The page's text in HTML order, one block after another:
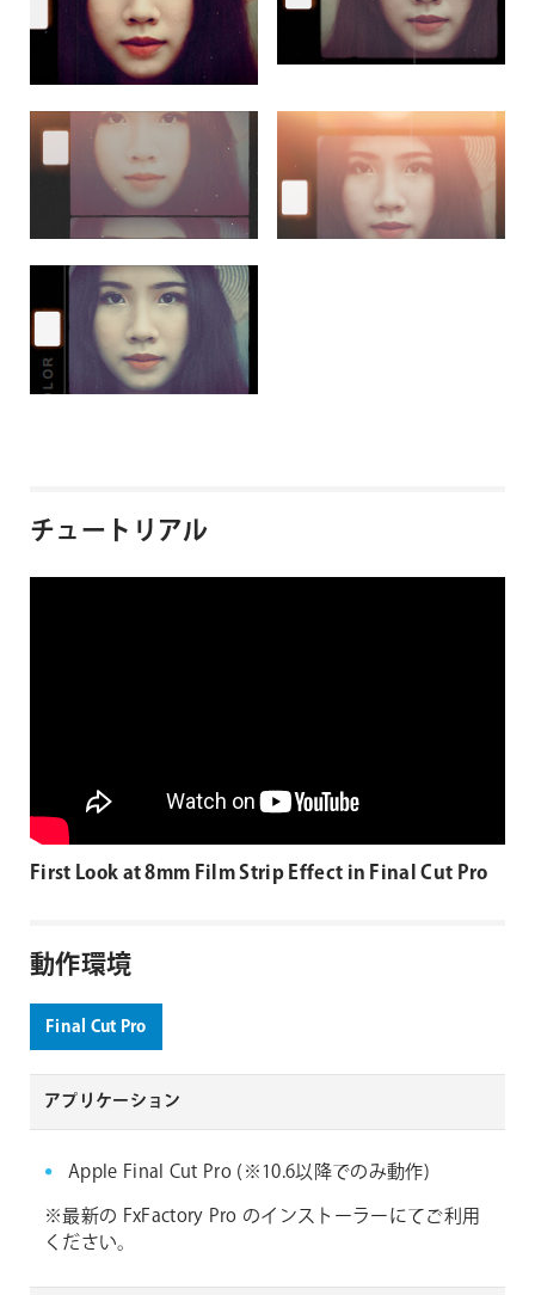
チュートリアル
First Look at 8mm Film Strip Effect in Final Cut Pro
動作環境
Final Cut Pro
アプリケーション
Apple Final Cut Pro (※10.6以降でのみ動作)
※最新の FxFactory Pro のインストーラーにてご利用
ください。